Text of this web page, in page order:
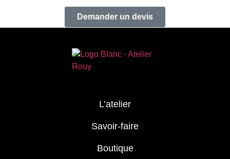
Demander un devis
L’atelier
Savoir-faire
Boutique